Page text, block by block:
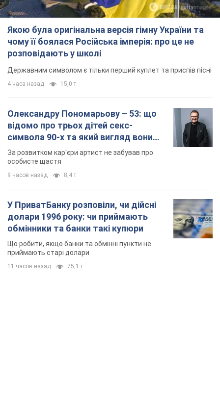
Якою була оригінальна версія гімну України та
чому її боялася Російська імперія: про це не
розповідають у школі
Державним символом є тільки перший куплет та приспів пісні
4 часа назад 15,0 т.
Олександру Пономарьову – 53: що
відомо про трьох дітей секс-
символа 90-х та який вигляд вони
мають
За розвитком кар'єри артист не забував про
особисте щастя
9 часов назад 8,4 т.
У ПриватБанку розповіли, чи дійсні
долари 1996 року: чи приймають
обмінники та банки такі купюри
Що робити, якщо банки та обмінні пункти не
приймають старі долари
11 часов назад 75,1 т.